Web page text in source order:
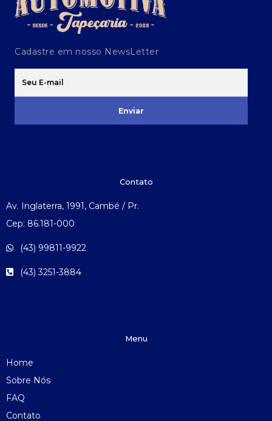
Cadastre em nosso NewsLetter
Enviar
Contato
Av. Inglaterra, 1991, Cambé / Pr.
Cep: 86.181-000
(43) 99811-9922
(43) 3251-3884
Menu
Home
Sobre Nós
FAQ
Contato